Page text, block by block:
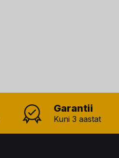
Garantii
Kuni 3 aastat